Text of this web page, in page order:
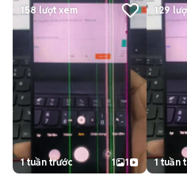
158 lượt xem
1 tuần trước 1 1
129
1 tuần